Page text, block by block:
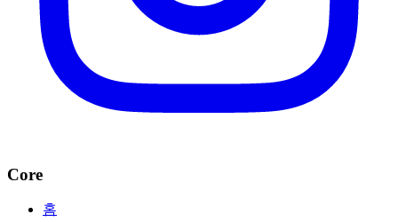
Core
홈